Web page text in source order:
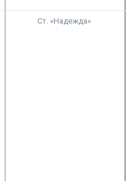
Ст. «Надежда»